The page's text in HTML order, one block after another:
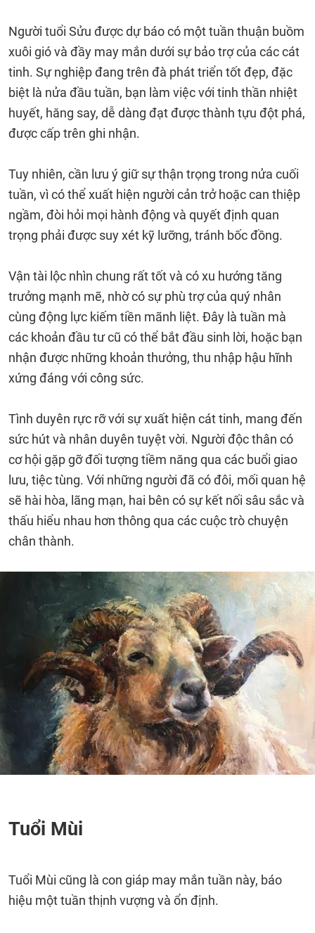
Người tuổi Sửu được dự báo có một tuần thuận buồm
xuôi gió và đầy may mắn dưới sự bảo trợ của các cát
tinh. Sự nghiệp đang trên đà phát triển tốt đẹp, đặc
biệt là nửa đầu tuần, bạn làm việc với tinh thần nhiệt
huyết, hăng say, dễ dàng đạt được thành tựu đột phá,
được cấp trên ghi nhận.
Tuy nhiên, cần lưu ý giữ sự thận trọng trong nửa cuối
tuần, vì có thể xuất hiện người cản trở hoặc can thiệp
ngầm, đòi hỏi mọi hành động và quyết định quan
trọng phải được suy xét kỹ lưỡng, tránh bốc đồng.
Vận tài lộc nhìn chung rất tốt và có xu hướng tăng
trưởng mạnh mẽ, nhờ có sự phù trợ của quý nhân
cùng động lực kiếm tiền mãnh liệt. Đây là tuần mà
các khoản đầu tư cũ có thể bắt đầu sinh lời, hoặc bạn
nhận được những khoản thưởng, thu nhập hậu hĩnh
xứng đáng với công sức.
Tình duyên rực rỡ với sự xuất hiện cát tinh, mang đến
sức hút và nhân duyên tuyệt vời. Người độc thân có
cơ hội gặp gỡ đối tượng tiềm năng qua các buổi giao
lưu, tiệc tùng. Với những người đã có đôi, mối quan hệ
sẽ hài hòa, lãng mạn, hai bên có sự kết nối sâu sắc và
thấu hiểu nhau hơn thông qua các cuộc trò chuyện
chân thành.
Tuổi Mùi
Tuổi Mùi cũng là con giáp may mắn tuần này, báo
hiệu một tuần thịnh vượng và ổn định.